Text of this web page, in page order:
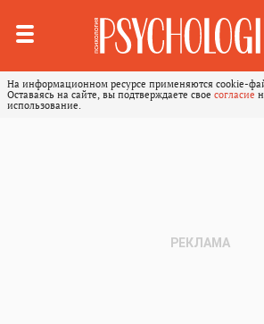
На информационном ресурсе применяются cookie-
Оставаясь на сайте, вы подтверждаете свое согласие
использование.